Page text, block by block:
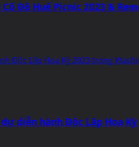
Đô Huế Picnic 2023 &
Độc Lập Hoa Kỳ 2023 trong
diễn hành Độc Lập Hoa